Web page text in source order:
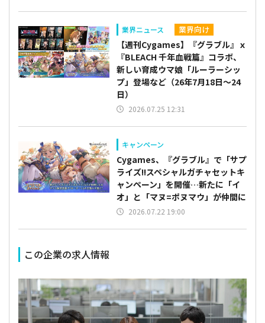
業界ニュース 業界向け
【週刊Cygames】『グラブル』ｘ
『BLEACH 千年血戦篇』コラボ、
新しい育成ウマ娘「ルーラーシッ
プ」登場など（26年7月18日～24
日）
2026.07.25 12:31
キャンペーン
Cygames、『グラブル』で「サプ
ライズ!!スペシャルガチャセットキ
ャンペーン」を開催…新たに「イ
オ」と「マヌ=ポヌマウ」が仲間に
2026.07.22 19:00
この企業の求人情報